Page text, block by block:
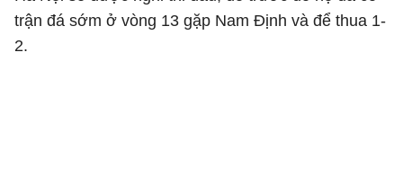
trận đá sớm ở vòng 13 gặp Nam Định và để thua 1-
2.